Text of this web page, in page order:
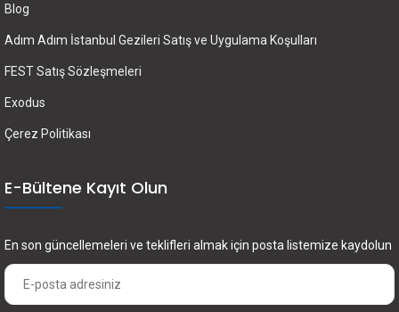
Blog
Adım Adım İstanbul Gezileri Satış ve Uygulama Koşulları
FEST Satış Sözleşmeleri
Exodus
Çerez Politikası
E-Bültene Kayıt Olun
En son güncellemeleri ve teklifleri almak için posta listemize kaydolun